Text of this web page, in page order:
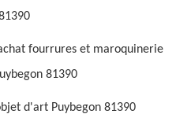
fourrures et maroquinerie
81390
d'art Puybegon 81390